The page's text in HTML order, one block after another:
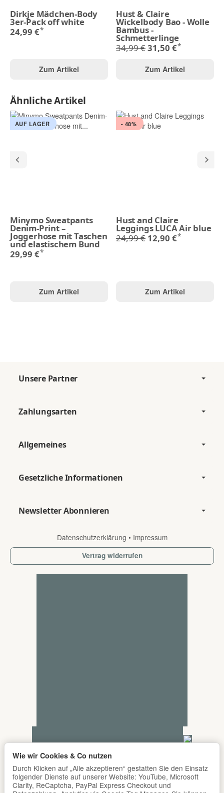
Dirkje Mädchen-Body
3er-Pack off white
24,99 €*
Zum Artikel
Hust & Claire
Wickelbody Bao - Wolle
Bambus -
Schmetterlinge
34,99 €31,50 €*
Zum Artikel
Ähnliche Artikel
AUF LAGER
Minymo Sweatpants
Denim-Print –
Joggerhose mit Taschen
und elastischem Bund
29,99 €*
Zum Artikel
- 48%
Hust and Claire
Leggings LUCA Air blue
24,99 € 12,90 €*
Zum Artikel
Unsere Partner
Zahlungsarten
Allgemeines
Gesetzliche Informationen
Newsletter Abonnieren
Datenschutzerklärung • Impressum
Vertrag widerrufen
Wie wir Cookies & Co nutzen
Durch Klicken auf „Alle akzeptieren“ gestatten Sie den Einsatz
folgender Dienste auf unserer Website: YouTube, Microsoft
Clarity, ReCaptcha, PayPal Express Checkout und